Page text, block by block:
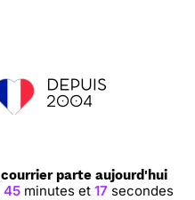
courrier parte aujourd'hui
45 minutes et 17 secondes